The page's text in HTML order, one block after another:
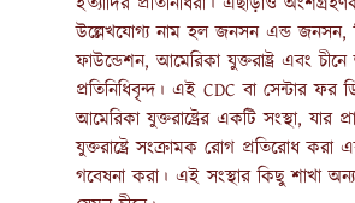
উল্লেখযোগ্য নাম হল জনসন এন্ড জনসন,
ফাউন্ডেশন, আমেরিকা যুক্তরাষ্ট্র এবং
প্রতিনিধিবৃন্দ। এই CDC বা সেন্টার ফর
আমেরিকা যুক্তরাষ্ট্রের একটি সংস্থা, যার
যুক্তরাষ্ট্রে সংক্রামক রোগ প্রতিরোধ
গবেষনা করা। এই সংস্থার কিছু শাখা